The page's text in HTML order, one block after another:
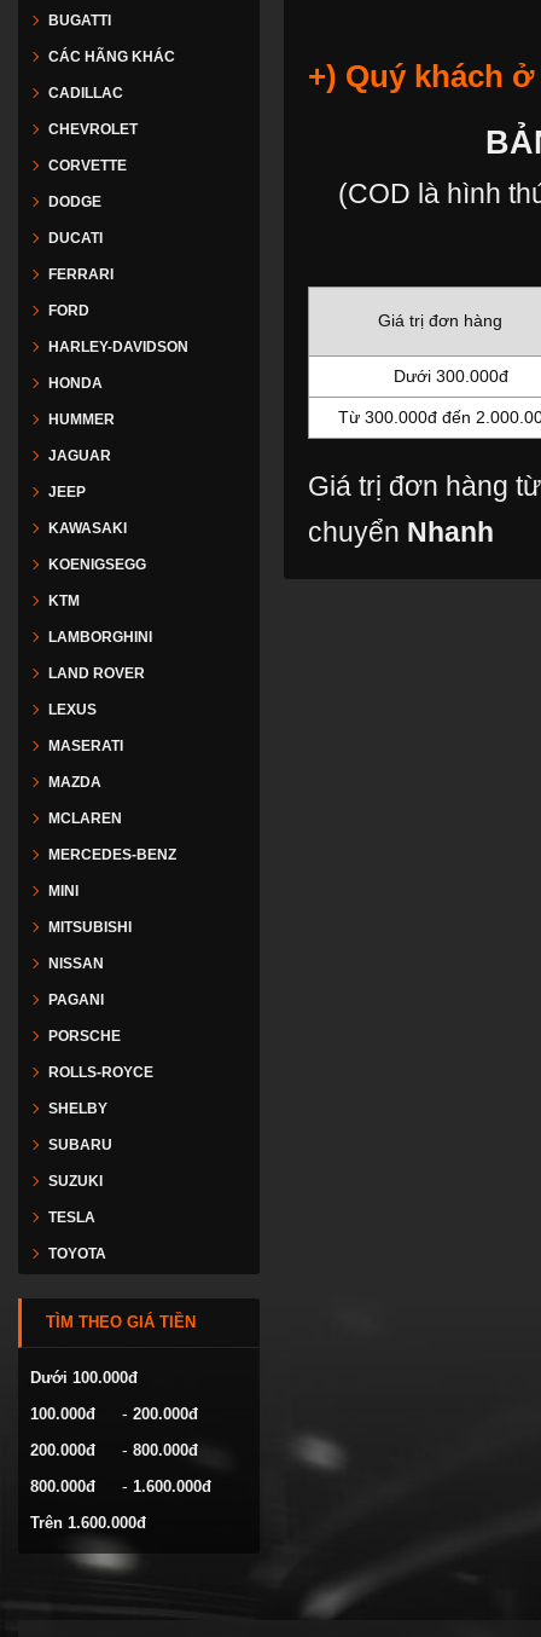
BUGATTI
CÁC HÃNG KHÁC
CADILLAC
CHEVROLET
CORVETTE
DODGE
DUCATI
FERRARI
FORD
HARLEY-DAVIDSON
HONDA
HUMMER
JAGUAR
JEEP
KAWASAKI
KOENIGSEGG
KTM
LAMBORGHINI
LAND ROVER
LEXUS
MASERATI
MAZDA
MCLAREN
MERCEDES-BENZ
MINI
MITSUBISHI
NISSAN
PAGANI
PORSCHE
ROLLS-ROYCE
SHELBY
SUBARU
SUZUKI
TESLA
TOYOTA
VOLKSWAGEN
TÌM THEO GIÁ TIỀN
Dưới 100.000đ
100.000đ
- 200.000đ
200.000đ
- 800.000đ
800.000đ
- 1.600.000đ
Trên 1.600.000đ
+) Quý khách
(COD là hình
Giá trị đơn hàng
Dưới 300.000đ
Từ 300.000đ đến
Giá trị đơn hàng
chuyển Nhanh